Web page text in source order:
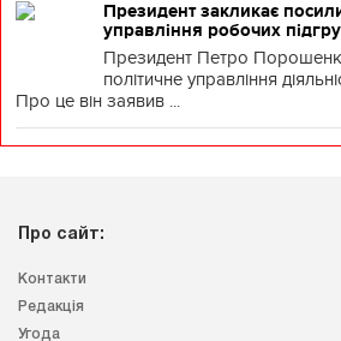
Президент закликає
управління робочих
Президент Петро
політичне управління
Про це він заявив ...
Про сайт:
Контакти
Редакція
Угода